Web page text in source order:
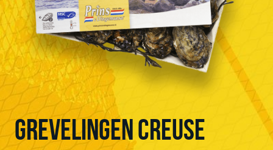
GREVELINGEN CREUSE